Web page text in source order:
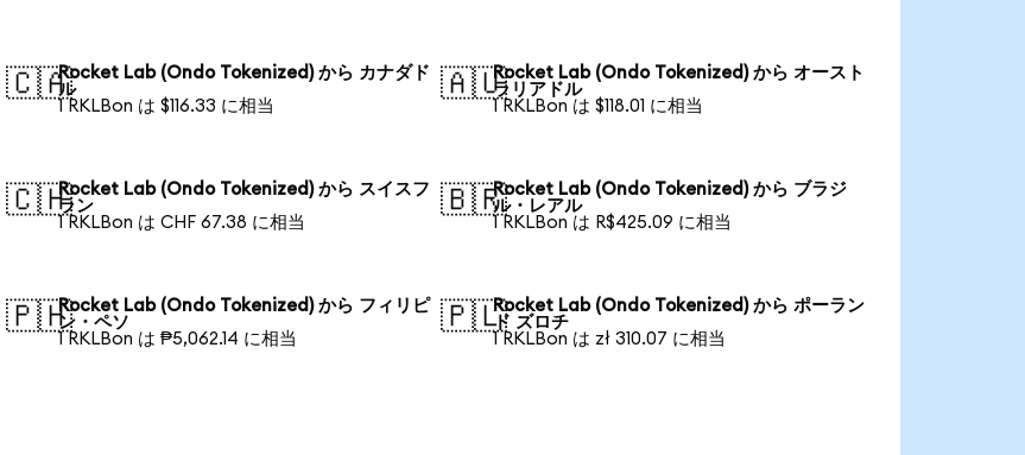
🇨🇦Rocket Lab (Ondo Tokenized) から カナダド
ル
1 RKLBon は $116.33 に相当
🇦🇺Rocket Lab (Ondo Tokenized) から オースト
ラリアドル
1 RKLBon は $118.01 に相当
🇨🇭Rocket Lab (Ondo Tokenized) から スイスフ
ラン
1 RKLBon は CHF 67.38 に相当
🇧🇷Rocket Lab (Ondo Tokenized) から ブラジ
ル・レアル
1 RKLBon は R$425.09 に相当
🇵🇭Rocket Lab (Ondo Tokenized) から フィリピ
ン・ペソ
1 RKLBon は ₱5,062.14 に相当
🇵🇱Rocket Lab (Ondo Tokenized) から ポーラン
ド ズロチ
1 RKLBon は zł 310.07 に相当